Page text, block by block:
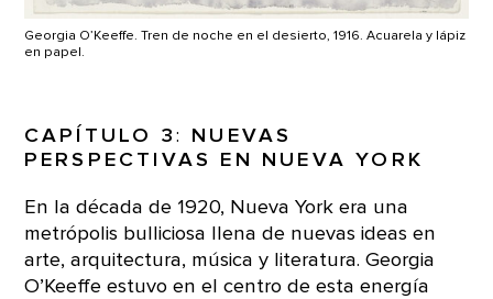
Georgia O’Keeffe. Tren de noche en el desierto, 1916. Acuarela y lápiz
en papel.
CAPÍTULO 3: NUEVAS
PERSPECTIVAS EN NUEVA YORK
En la década de 1920, Nueva York era una
metrópolis bulliciosa llena de nuevas ideas en
arte, arquitectura, música y literatura. Georgia
O’Keeffe estuvo en el centro de esta energía